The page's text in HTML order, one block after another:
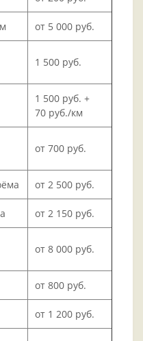
от 5 000 руб.
1 500 руб.
1 500 руб. +
70 руб./км
от 700 руб.
от 2 500 руб.
от 2 150 руб.
от 8 000 руб.
от 800 руб.
от 1 200 руб.